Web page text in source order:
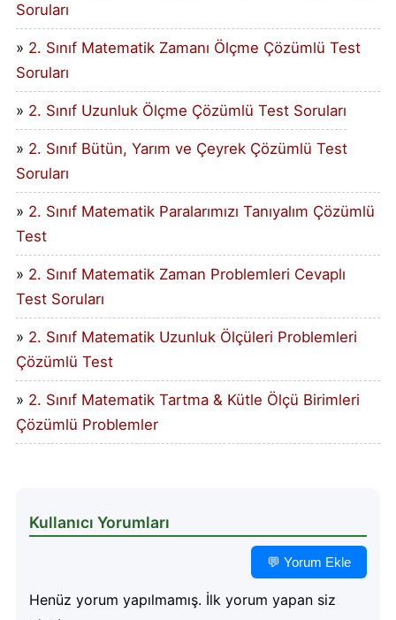
Soruları
2. Sınıf Matematik Zamanı Ölçme Çözümlü Test
Soruları
2. Sınıf Uzunluk Ölçme Çözümlü Test Soruları
2. Sınıf Bütün, Yarım ve Çeyrek Çözümlü Test
Soruları
2. Sınıf Matematik Paralarımızı Tanıyalım Çözümlü
Test
2. Sınıf Matematik Zaman Problemleri Cevaplı
Test Soruları
2. Sınıf Matematik Uzunluk Ölçüleri Problemleri
Çözümlü Test
2. Sınıf Matematik Tartma & Kütle Ölçü Birimleri
Çözümlü Problemler
Kullanıcı Yorumları
💬 Yorum Ekle
Henüz yorum yapılmamış. İlk yorum yapan siz